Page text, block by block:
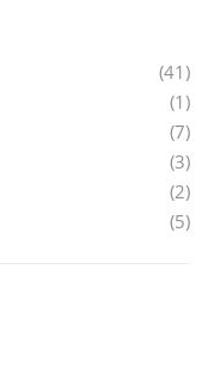
(41)
(1)
(7)
(3)
(2)
(5)